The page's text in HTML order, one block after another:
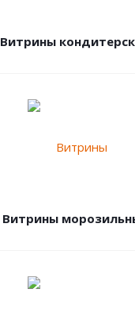
Витрины
Витрины